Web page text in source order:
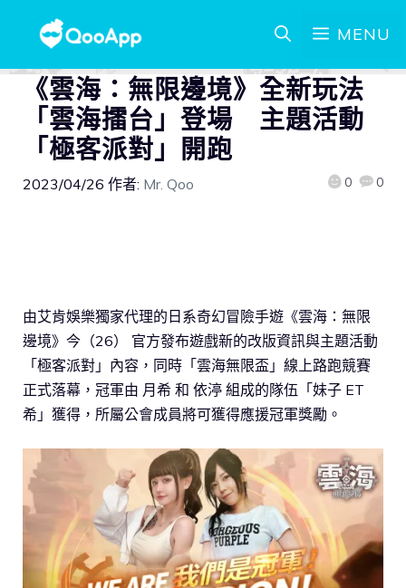
MENU
《雲海：無限邊境》全新玩法
「雲海擂台」登場 主題活動
「極客派對」開跑
2023/04/26 作者: Mr. Qoo 0 0
由艾肯娛樂獨家代理的日系奇幻冒險手遊《雲海：無限
邊境》今（26） 官方發布遊戲新的改版資訊與主題活動
「極客派對」內容，同時「雲海無限盃」線上路跑競賽
正式落幕，冠軍由 月希 和 依渟 組成的隊伍「妹子 ET
希」獲得，所屬公會成員將可獲得應援冠軍獎勵。